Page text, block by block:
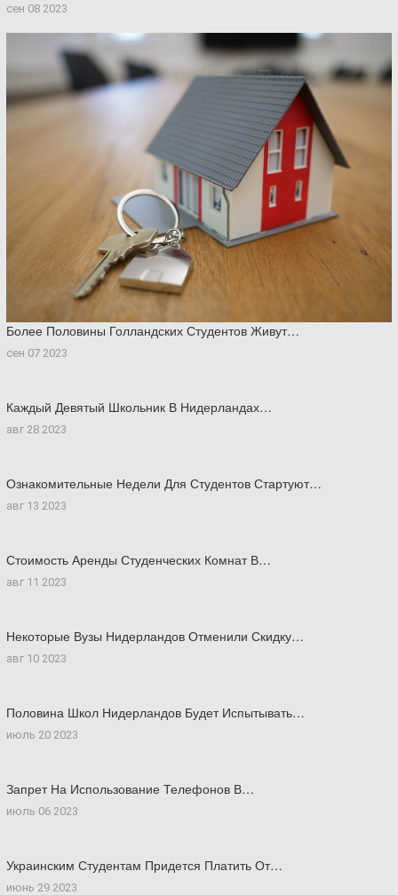
сен 08 2023
Более Половины Голландских Студентов Живут…
сен 07 2023
Каждый Девятый Школьник В Нидерландах…
авг 28 2023
Ознакомительные Недели Для Студентов Стартуют…
авг 13 2023
Стоимость Аренды Студенческих Комнат В…
авг 11 2023
Некоторые Вузы Нидерландов Отменили Скидку…
авг 10 2023
Половина Школ Нидерландов Будет Испытывать…
июль 20 2023
Запрет На Использование Телефонов В…
июль 06 2023
Украинским Студентам Придется Платить От…
июнь 29 2023